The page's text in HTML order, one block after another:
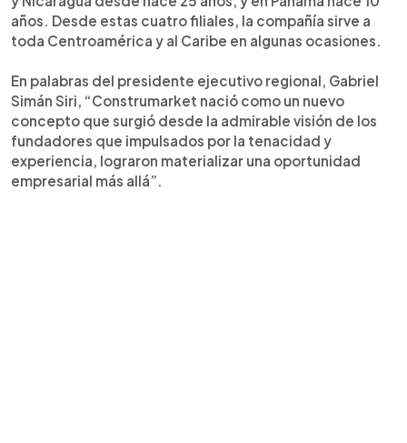
años. Desde estas cuatro filiales, la compañía sirve a
toda Centroamérica y al Caribe en algunas ocasiones.
En palabras del presidente ejecutivo regional, Gabriel
Simán Siri, “Construmarket nació como un nuevo
concepto que surgió desde la admirable visión de los
fundadores que impulsados por la tenacidad y
experiencia, lograron materializar una oportunidad
empresarial más allá”.